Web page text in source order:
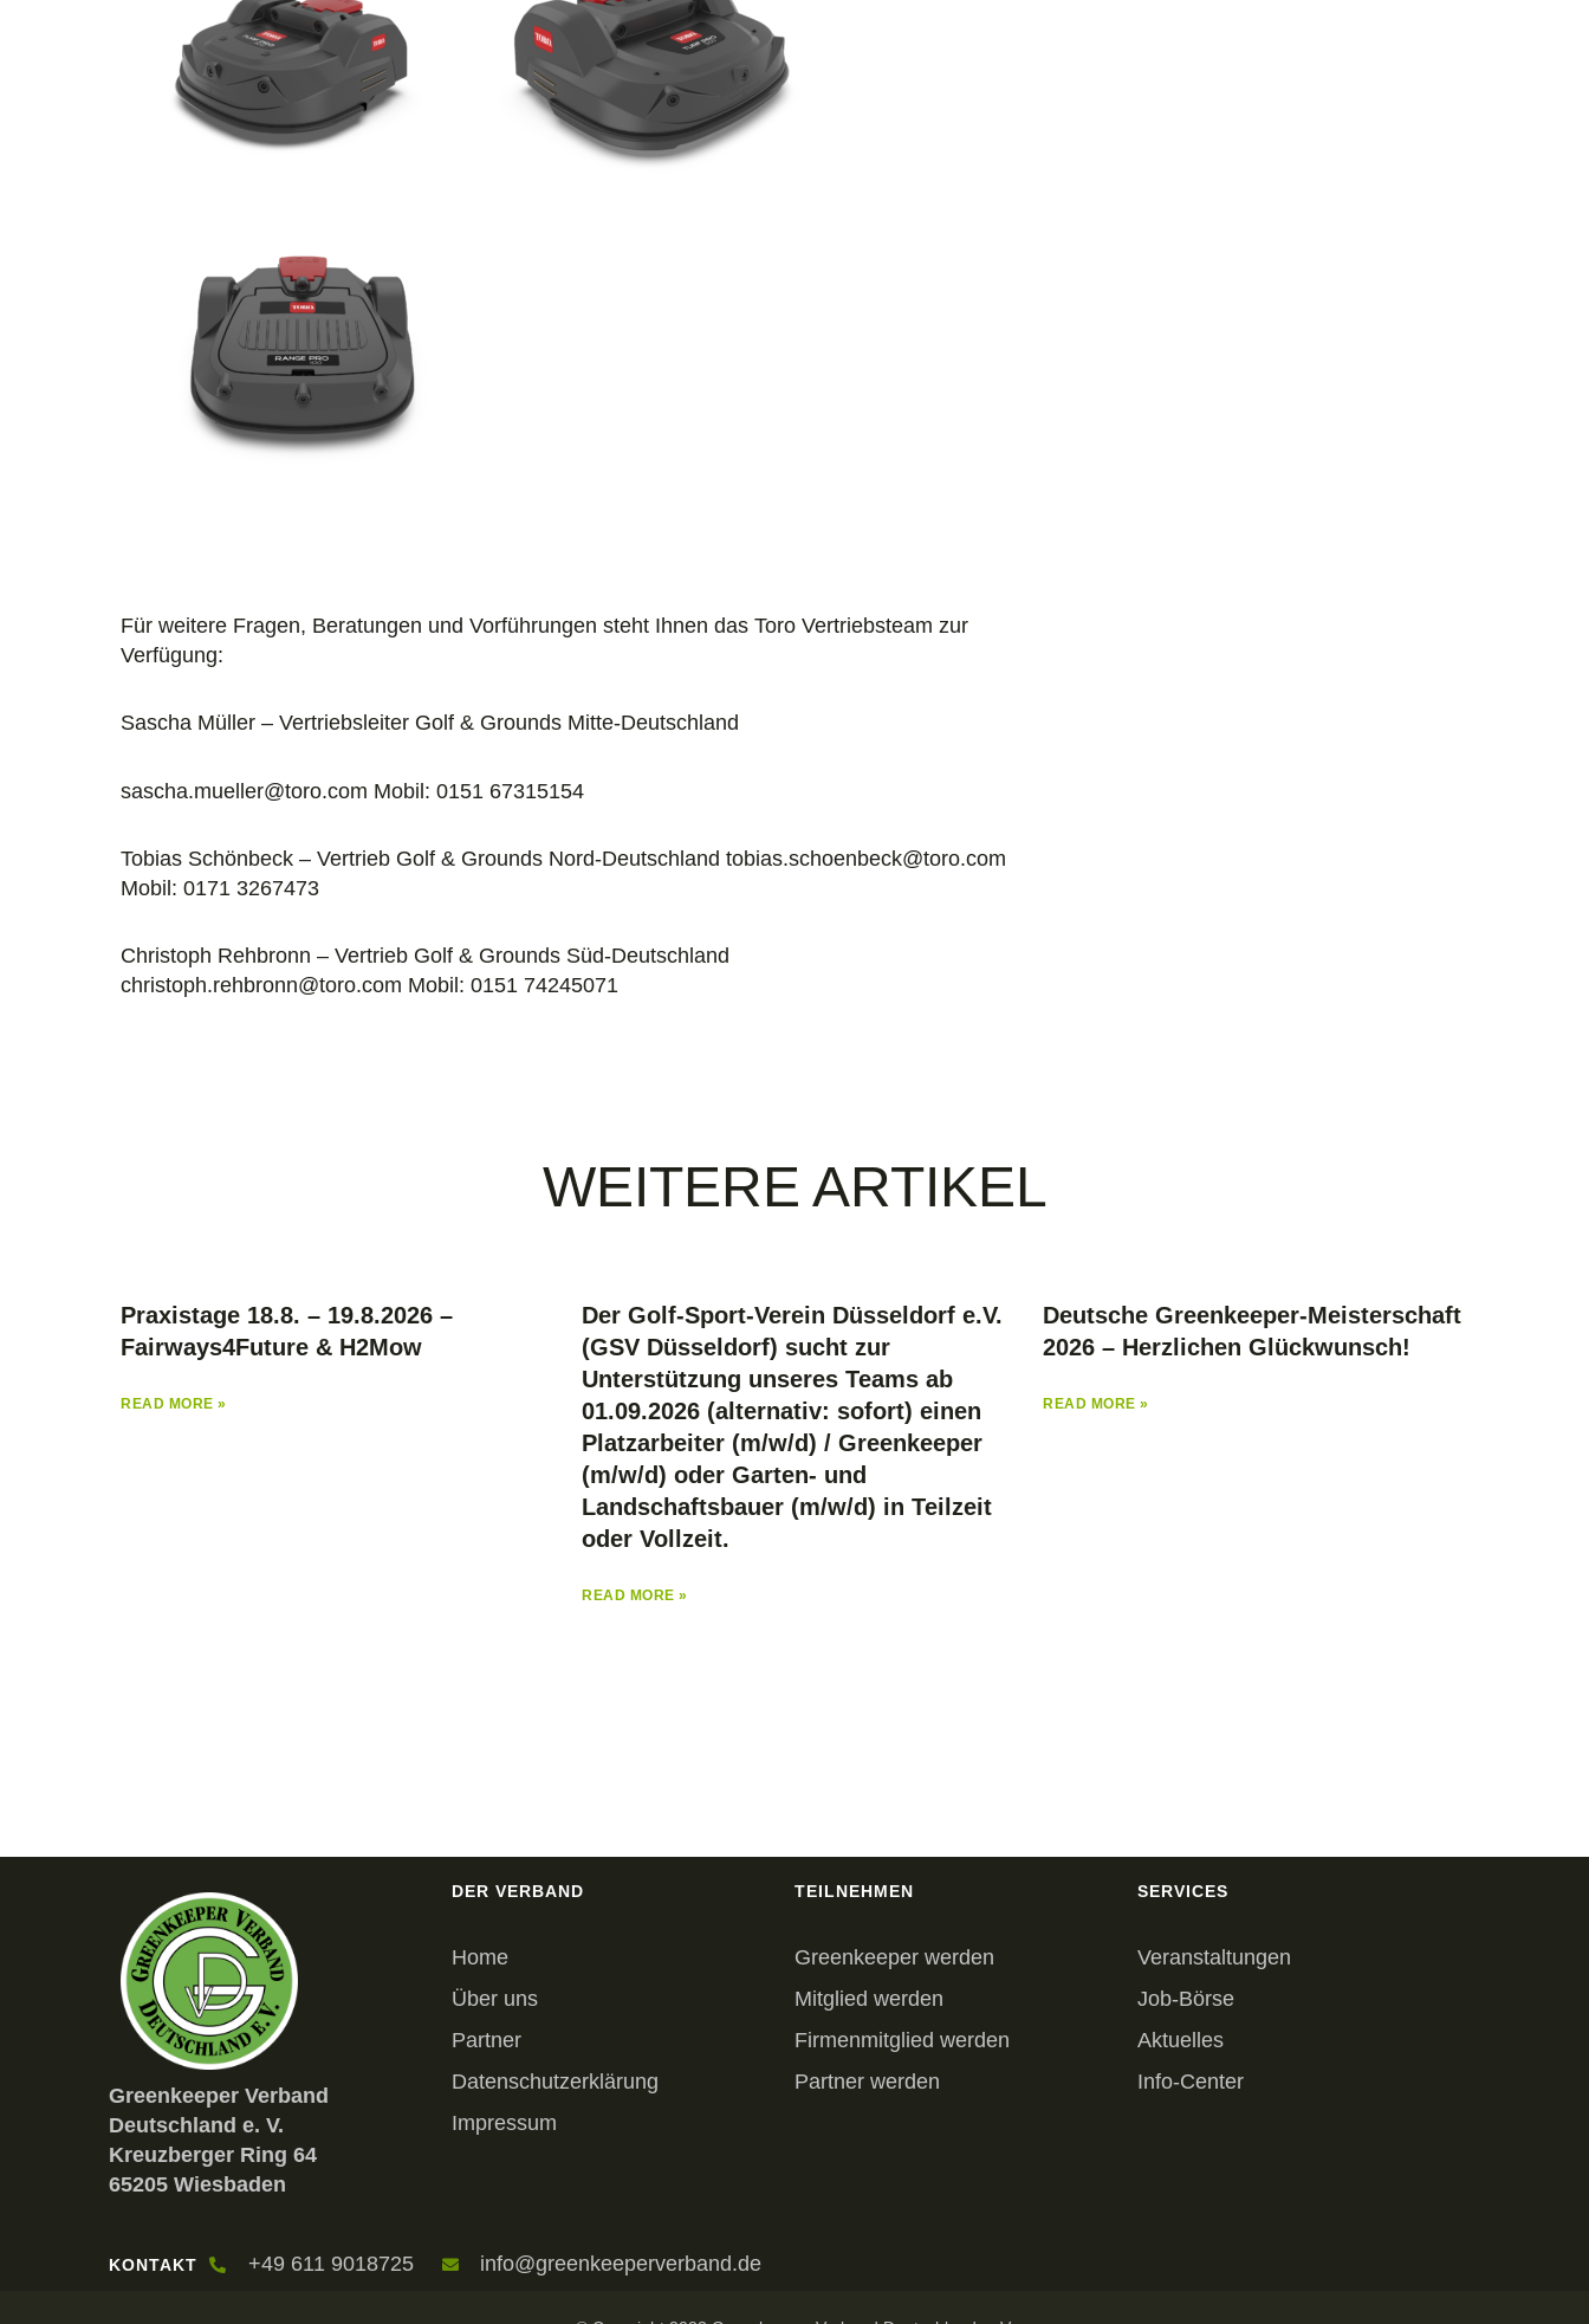
Für weitere Fragen, Beratungen und Vorführungen steht Ihnen das Toro Vertriebsteam zur
Verfügung:
Sascha Müller – Vertriebsleiter Golf & Grounds Mitte-Deutschland
sascha.mueller@toro.com Mobil: 0151 67315154
Tobias Schönbeck – Vertrieb Golf & Grounds Nord-Deutschland tobias.schoenbeck@toro.com
Mobil: 0171 3267473
Christoph Rehbronn – Vertrieb Golf & Grounds Süd-Deutschland
christoph.rehbronn@toro.com Mobil: 0151 74245071
WEITERE ARTIKEL
Praxistage 18.8. – 19.8.2026 –
Fairways4Future & H2Mow
READ MORE »
Der Golf-Sport-Verein Düsseldorf e.V.
(GSV Düsseldorf) sucht zur
Unterstützung unseres Teams ab
01.09.2026 (alternativ: sofort) einen
Platzarbeiter (m/w/d) / Greenkeeper
(m/w/d) oder Garten- und
Landschaftsbauer (m/w/d) in Teilzeit
oder Vollzeit.
READ MORE »
Deutsche Greenkeeper-Meisterschaft
2026 – Herzlichen Glückwunsch!
READ MORE »
Greenkeeper Verband
Deutschland e. V.
Kreuzberger Ring 64
65205 Wiesbaden
DER VERBAND
Home
Über uns
Partner
Datenschutzerklärung
Impressum
TEILNEHMEN
Greenkeeper werden
Mitglied werden
Firmenmitglied werden
Partner werden
SERVICES
Veranstaltungen
Job-Börse
Aktuelles
Info-Center
KONTAKT +49 611 9018725 info@greenkeeperverband.de